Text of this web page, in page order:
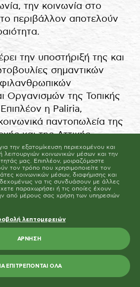
την κοινωνία στο
περιβάλλον αποτελούν
την υποστήριξή της και
σημαντικών
Οργανισμών της Τοπικής
η Paliria,
παντοπωλεία της
και της Αττικής.
τοπική κοινωνία και τα
λαμβάνοντας σοβαρά
οικονομικές
μας βιώνει τα
Προσπαθούμε να
τοπικές κοινωνίες, μέσα
των δήμων και της
και μεμονωμένα
Paliria.
από τους δικτυακούς τόπους για να
εμπειρία του χρήστη πιο αποτελεσματική.
στη συσκευή σας, εφόσον είναι απολύτως
για τη λειτουργία αυτής της ιστοσελίδας.
τους άλλους τύπους cookies χρειαζόμαστε
σας.
να αλλάξετε ή να καταργήσετε τη
στην ιστοσελίδα μας.
να επικοινωνήσετε μαζί μας και με
Προστασίας Προσωπικών Δεδομένων
αναφέρετε το αναγνωριστικό και
της συναίνεσής σας όταν
μαζί μας σχετικά με τη συναίνεσή σας.
ΝΑ ΕΠΙΤΡΈΠΟΝΤΑΙ ΌΛΑ
ΕΠΙΤΡΈΠΕΤΑΙ Η ΕΠΙΛΟΓΉ
την εξατομίκευση περιεχομένου και
λειτουργιών κοινωνικών μέσων και την
μας. Επιπλέον, μοιραζόμαστε
τον τρόπο που χρησιμοποιείτε τον
κοινωνικών μέσων, διαφήμισης και
να τις συνδυάσουν με άλλες
παραχωρήσει ή τις οποίες έχουν
από μέρους σας χρήση των υπηρεσιών
λεπτομερειών
ΆΡΝΗΣΗ
ΕΠΙΤΡΈΠΟΝΤΑΙ ΌΛΑ